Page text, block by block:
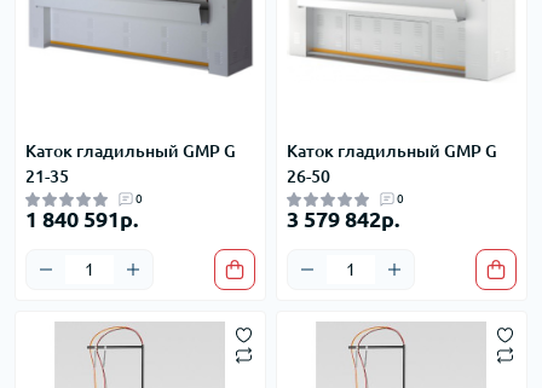
Каток гладильный GMP G
21-35
0
1 840 591р.
Каток гладильный GMP G
26-50
0
3 579 842р.